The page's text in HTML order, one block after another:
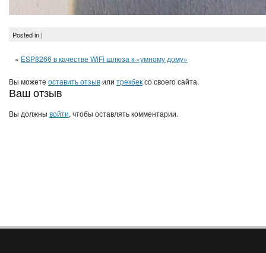
Posted in |
« ESP8266 в качестве WiFi шлюза к «умному дому»
Вы можете оставить отзывили трекбексо своего сайта.
Ваш отзыв
Вы должны войти, чтобы оставлять комментарии.